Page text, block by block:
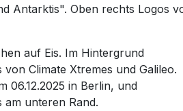
Antarktis". Oben rechts Logos
auf Eis. Im Hintergrund
Climate Xtremes und Galileo.
06.12.2025 in Berlin, und
unteren Rand.